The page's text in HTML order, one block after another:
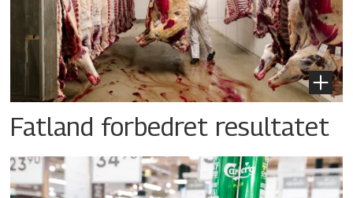
Fatland forbedret resultatet